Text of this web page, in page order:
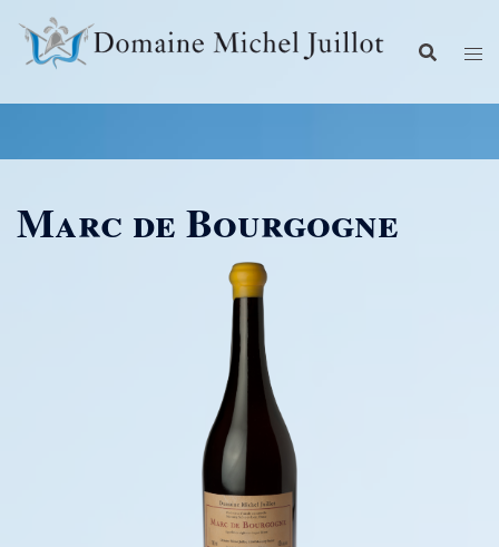
contenu
Marc de Bourgogne